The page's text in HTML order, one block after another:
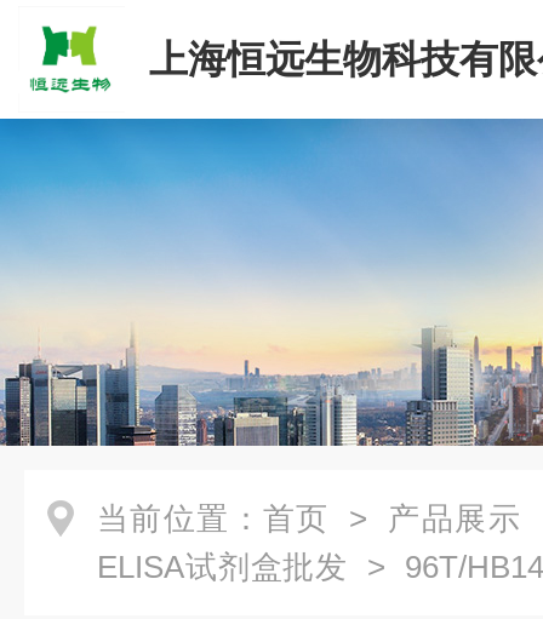
上海恒远生物科技有
当前位置： 首页 > 产品展示
ELISA试剂盒批发 > 96T/